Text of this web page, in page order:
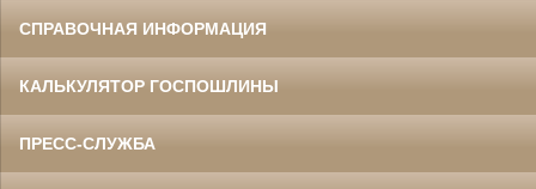
СПРАВОЧНАЯ ИНФОРМАЦИЯ
КАЛЬКУЛЯТОР ГОСПОШЛИНЫ
ПРЕСС-СЛУЖБА